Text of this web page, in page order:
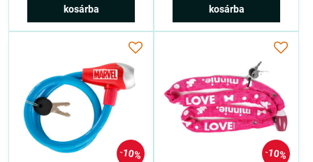
kosárba kosárba
10% 10%